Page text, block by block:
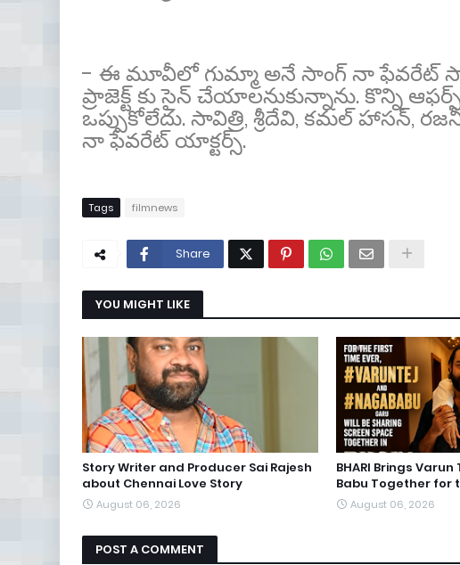
- ఈ మూవీలో గుమ్మా అనే సాంగ్ నా ఫేవరేట్
ప్రాజెక్ట్ కు సైన్ చేయాలనుకున్నాను. కొన్ని
ఒప్పుకోలేదు. సావిత్రి, శ్రీదేవి, కమల్ హాసన్,
నా ఫేవరేట్ యాక్టర్స్.
Tags filmnews
Share
YOU MIGHT LIKE
Story Writer and Producer Sai Rajesh
about Chennai Love Story
August 06, 2026
BHARI Brings
Babu Together for
August 06, 2026
POST A COMMENT